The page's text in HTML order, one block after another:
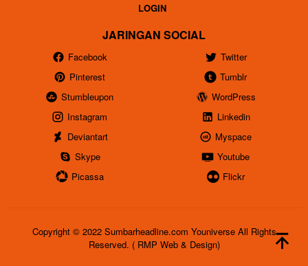
LOGIN
JARINGAN SOCIAL
Facebook
Twitter
Pinterest
Tumblr
Stumbleupon
WordPress
Instagram
Linkedin
Deviantart
Myspace
Skype
Youtube
Picassa
Flickr
Copyright © 2022 Sumbarheadline.com Youniverse All Rights
Reserved. ( RMP Web & Design)